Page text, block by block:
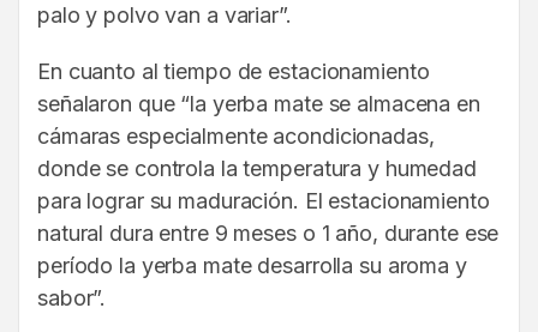
palo y polvo van a variar”.
En cuanto al tiempo de estacionamiento
señalaron que “la yerba mate se almacena en
cámaras especialmente acondicionadas,
donde se controla la temperatura y humedad
para lograr su maduración. El estacionamiento
natural dura entre 9 meses o 1 año, durante ese
período la yerba mate desarrolla su aroma y
sabor”.